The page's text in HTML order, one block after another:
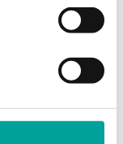
kampanj